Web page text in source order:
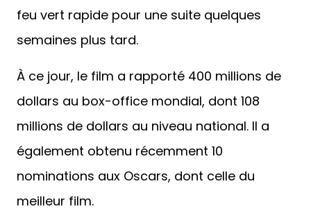
feu vert rapide pour une suite quelques
semaines plus tard.
À ce jour, le film a rapporté 400 millions de
dollars au box-office mondial, dont 108
millions de dollars au niveau national. Il a
également obtenu récemment 10
nominations aux Oscars, dont celle du
meilleur film.